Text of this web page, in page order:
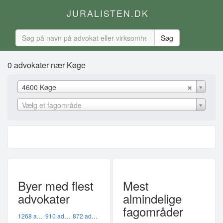
JURALISTEN.DK
0 advokater nær Køge
4600 Køge
Vælg et fagområde
Byer med flest
advokater
1268 advokater i København K 910 advokater i København V
872 advokater i København Ø
Mest
almindelige
fagområder